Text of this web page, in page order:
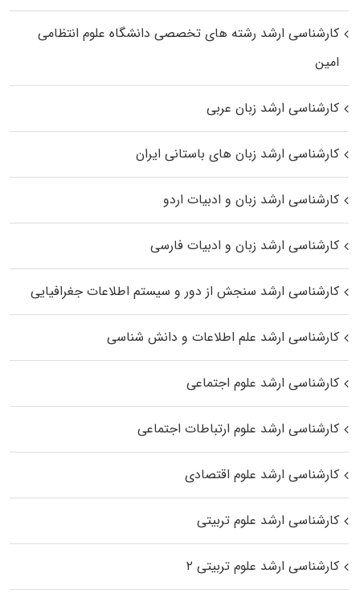
کارشناسی ارشد رﺷﺘﻪ ﻫﺎی تخصصی داﻧﺸﮕﺎه ﻋﻠﻮم انتظامی
اﻣﻴﻦ
کارشناسی ارشد زبان عربی
کارشناسی ارشد زبان‌ های باستانی ایران
کارشناسی ارشد زبان و ادبیات اردو
کارشناسی ارشد زبان و ادبیات فارسی
کارشناسی ارشد سنجش از دور و سیستم اطلاعات جغرافیایی
کارشناسی ارشد علم اطلاعات و دانش شناسی
کارشناسی ارشد علوم اجتماعی
کارشناسی ارشد علوم ارتباطات اجتماعی
کارشناسی ارشد علوم اقتصادی
کارشناسی ارشد علوم تربیتی
کارشناسی ارشد علوم تربیتی ۲